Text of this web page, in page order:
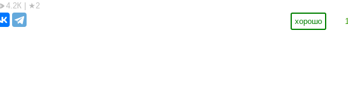
4.2К
★2
хорошо